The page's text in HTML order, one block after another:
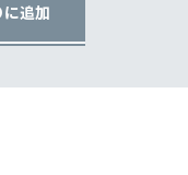
追加